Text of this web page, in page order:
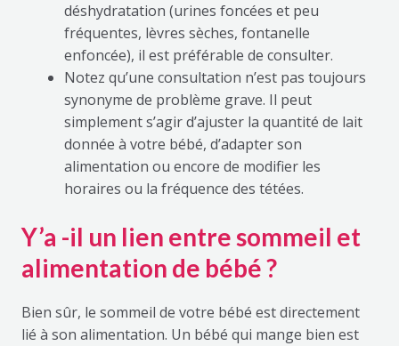
déshydratation (urines foncées et peu
fréquentes, lèvres sèches, fontanelle
enfoncée), il est préférable de consulter.
Notez qu’une consultation n’est pas toujours
synonyme de problème grave. Il peut
simplement s’agir d’ajuster la quantité de lait
donnée à votre bébé, d’adapter son
alimentation ou encore de modifier les
horaires ou la fréquence des tétées.
Y’a -il un lien entre sommeil et
alimentation de bébé ?
Bien sûr, le sommeil de votre bébé est directement
lié à son alimentation. Un bébé qui mange bien est